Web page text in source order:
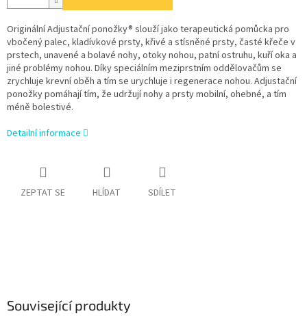
Originální Adjustační ponožky® slouží jako terapeutická pomůcka pro
vbočený palec, kladívkové prsty, křivé a stísněné prsty, časté křeče v
prstech, unavené a bolavé nohy, otoky nohou, patní ostruhu, kuří oka a
jiné problémy nohou. Díky speciálním meziprstním oddělovačům se
zrychluje krevní oběh a tím se urychluje i regenerace nohou. Adjustační
ponožky pomáhají tím, že udržují nohy a prsty mobilní, ohebné, a tím
méně bolestivé.
Detailní informace
ZEPTAT SE HLÍDAT SDÍLET
Související produkty